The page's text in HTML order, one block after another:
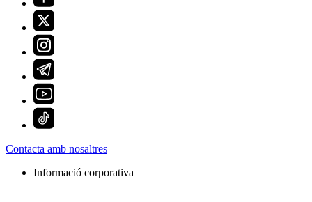
Contacta amb nosaltres
Informació corporativa